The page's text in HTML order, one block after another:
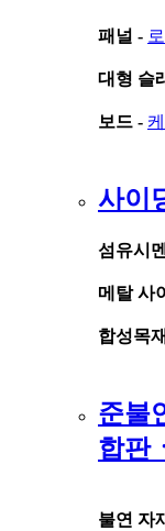
패널 -
대형 슬
보드 -
사이
섬유시
메탈 사
합성목
준불
합판
불연 자